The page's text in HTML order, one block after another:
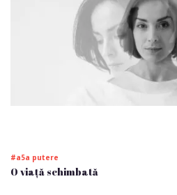
#a5a putere
O viață schimbată